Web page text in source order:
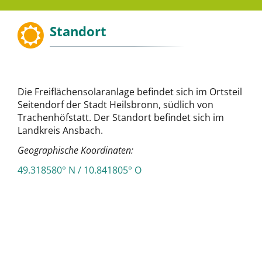
Standort
Die Freiflächensolaranlage befindet sich im Ortsteil
Seitendorf der Stadt Heilsbronn, südlich von
Trachenhöfstatt. Der Standort befindet sich im
Landkreis Ansbach.
Geographische Koordinaten:
49.318580° N / 10.841805° O